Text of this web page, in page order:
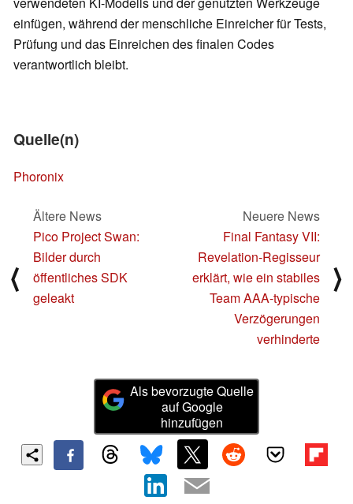
einfügen, während der menschliche Einreicher für Tests,
Prüfung und das Einreichen des finalen Codes
verantwortlich bleibt.
Quelle(n)
Phoronix
⟨
Ältere News
Pico Project Swan:
Bilder durch
öffentliches SDK
geleakt
Neuere News
Final Fantasy VII:
Revelation-Regisseur
erklärt, wie ein stabiles
Team AAA-typische
Verzögerungen
verhinderte
⟩
Als bevorzugte Quelle
auf Google
hinzufügen